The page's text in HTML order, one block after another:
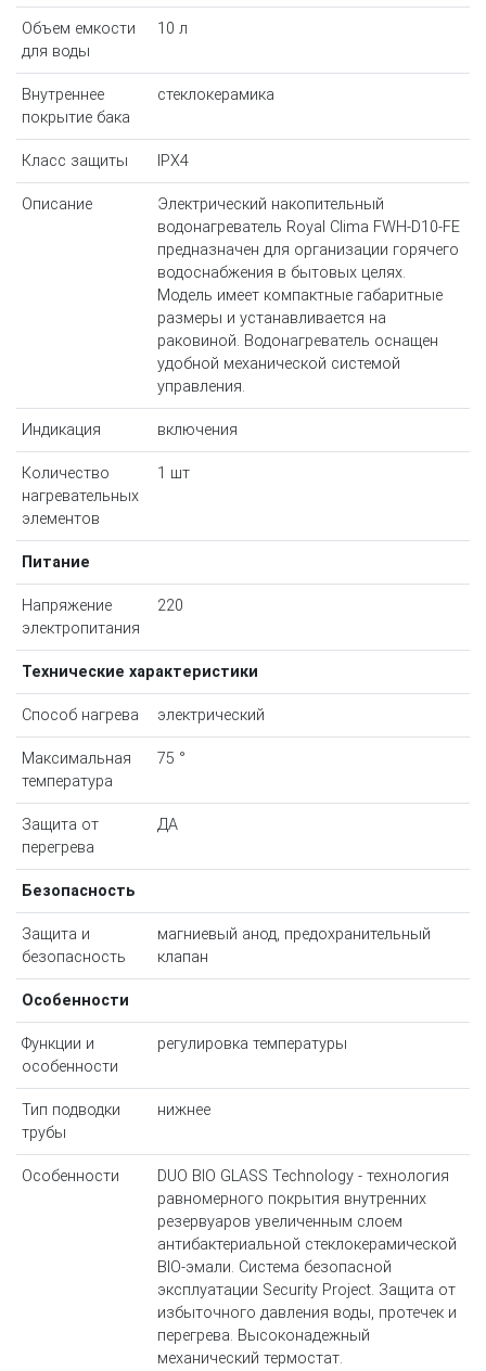
Объем емкости
для воды
10 л
Внутреннее
покрытие бака
стеклокерамика
Класс защиты IPX4
Описание
Электрический накопительный
водонагреватель Royal Clima FWH-D10-FE
предназначен для организации горячего
водоснабжения в бытовых целях.
Модель имеет компактные габаритные
размеры и устанавливается на
раковиной. Водонагреватель оснащен
удобной механической системой
управления.
Индикация включения
Количество
нагревательных
элементов
1 шт
Питание
Напряжение
электропитания
220
Технические характеристики
Способ нагрева электрический
Максимальная
температура
75 °
Защита от
перегрева
ДА
Безопасность
Защита и
безопасность
магниевый анод, предохранительный
клапан
Особенности
Функции и
особенности
регулировка температуры
Тип подводки
трубы
нижнее
Особенности
DUO BIO GLASS Technology - технология
равномерного покрытия внутренних
резервуаров увеличенным слоем
антибактериальной стеклокерамической
BIO-эмали. Система безопасной
эксплуатации Security Project. Защита от
избыточного давления воды, протечек и
перегрева. Высоконадежный
механический термостат.